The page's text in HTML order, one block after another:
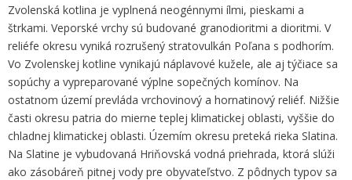
Zvolenská kotlina je vyplnená neogénnymi ílmi, pieskami a
štrkami. Veporské vrchy sú budované granodioritmi a dioritmi. V
reliéfe okresu vyniká rozrušený stratovulkán Poľana s podhorím.
Vo Zvolenskej kotline vynikajú náplavové kužele, ale aj týčiace sa
sopúchy a vypreparované výplne sopečných komínov. Na
ostatnom území prevláda vrchovinový a hornatinový reliéf. Nižšie
časti okresu patria do mierne teplej klimatickej oblasti, vyššie do
chladnej klimatickej oblasti. Územím okresu preteká rieka Slatina.
Na Slatine je vybudovaná Hriňovská vodná priehrada, ktorá slúži
ako zásobáreň pitnej vody pre obyvateľstvo. Z pôdnych typov sa